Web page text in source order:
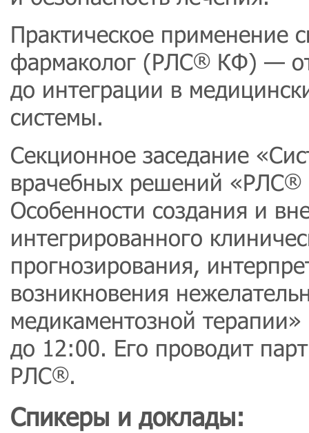
Практическое применение
фармаколог (РЛС® КФ) — от
до интеграции в
системы.
Секционное заседание
врачебных решений «РЛС®
Особенности создания и
интегрированного
прогнозирования,
возникновения
медикаментозной
до 12:00. Его проводит
РЛС®.
Спикеры и доклады: